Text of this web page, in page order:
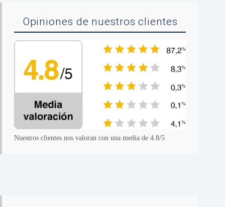
Opiniones de nuestros clientes
Nuestros clientes nos valoran con una media de 4.8/5